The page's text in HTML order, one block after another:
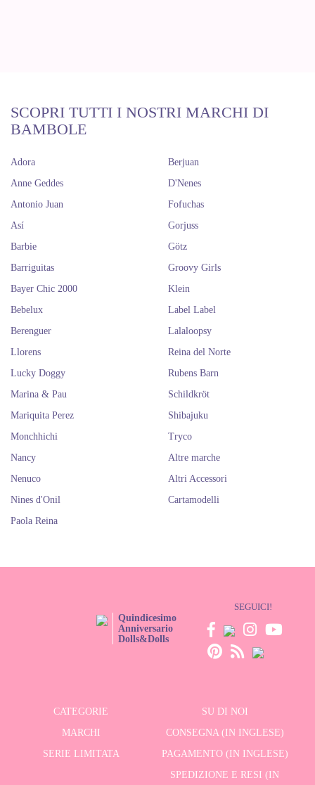
SCOPRI TUTTI I NOSTRI MARCHI DI
BAMBOLE
Adora
Anne Geddes
Antonio Juan
Así
Barbie
Barriguitas
Bayer Chic 2000
Bebelux
Berenguer
Berjuan
D'Nenes
Fofuchas
Gorjuss
Götz
Groovy Girls
Klein
Label Label
Lalaloopsy
Llorens
Lucky Doggy
Marina & Pau
Mariquita Perez
Monchhichi
Nancy
Nenuco
Nines d'Onil
Paola Reina
Reina del Norte
Rubens Barn
Schildkröt
Shibajuku
Tryco
Altre marche
Altri Accessori
Cartamodelli
Quindicesimo
Anniversario
Dolls&Dolls
SEGUICI!
CATEGORIE
SU DI NOI
MARCHI
CONSEGNA (IN INGLESE)
SERIE LIMITATA
PAGAMENTO (IN INGLESE)
SPEDIZIONE E RESI (IN